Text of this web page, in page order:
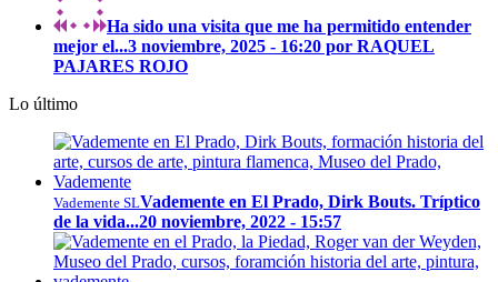
Ha sido una visita que me ha permitido entender
mejor el...3 noviembre, 2025 - 16:20 por RAQUEL
PAJARES ROJO
Lo último
Vademente SLVademente en El Prado, Dirk Bouts. Tríptico
de la vida...20 noviembre, 2022 - 15:57